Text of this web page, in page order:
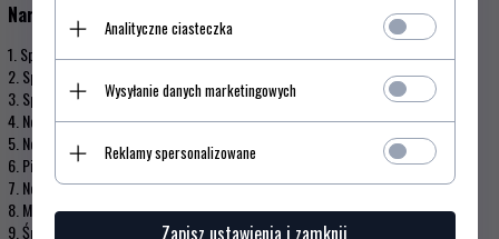
Narzędzia:
1. Sprężynujące kombinerki płaskie
2. Sprężynujące kombinerki uniwersalne
3. Sprężynujący przecinak do drutu
4. Nóż częściowo ząbkowany ze stali 420HC
5. Nóż do bezpiecznego otwierania paczek
6. Pilnik do drewna i metalu
7. Nożyczki
8. Mały śrubokręt płaski
9. Średni śrubokręt płaski
Analityczne ciasteczka
Wysyłanie danych marketingowych
Reklamy spersonalizowane
Zapisz ustawienia i zamknij